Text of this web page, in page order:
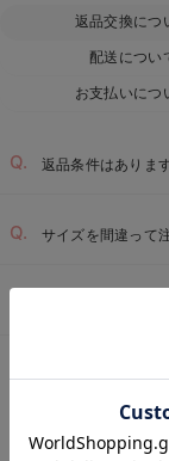
返品交換につ
配送につい
お支払いにつ
返品条件はありま
サイズを間違って
新生児ス